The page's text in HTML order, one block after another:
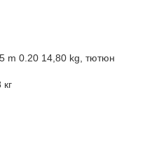
m 0.20 14,80 kg, тютюн